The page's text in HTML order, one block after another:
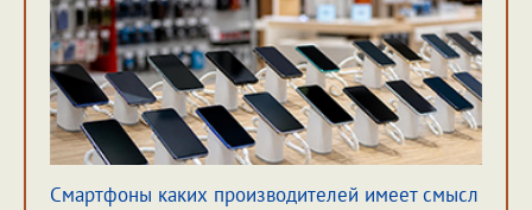
Смартфоны каких производителей имеет смысл